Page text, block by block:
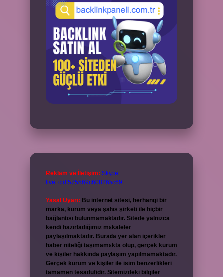
Reklam ve İletişim: Skype:
live:.cid.575569c608265c69
Yasal Uyarı: Bu internet sitesi, herhangi bir
marka, kurum veya şahıs şirketi ile hiçbir
bağlantısı bulunmamaktadır. Sitede yalnızca
kendi hazırladığımız makaleler
paylaşılmaktadır. Burada yer alan içerikler
haber niteliği taşımamakta olup, gerçek kurum
ve kişiler hakkında paylaşım yapılmamaktadır.
Gerçek kurum ve kişiler ile isim benzerlikleri
tamamen tesadüfidir. Sitemizdeki bilgiler